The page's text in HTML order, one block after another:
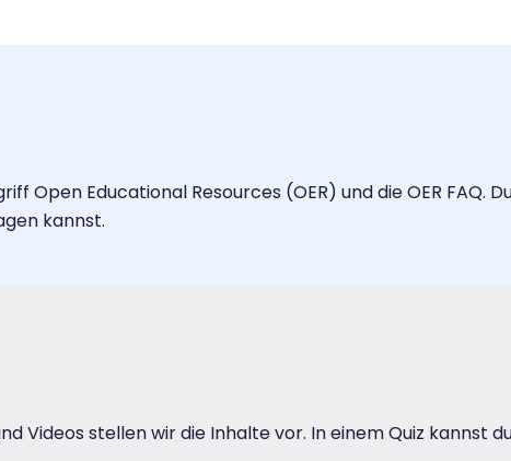
Open Educational Resources (OER) und die OER FAQ.
kannst.
Videos stellen wir die Inhalte vor. In einem Quiz kannst